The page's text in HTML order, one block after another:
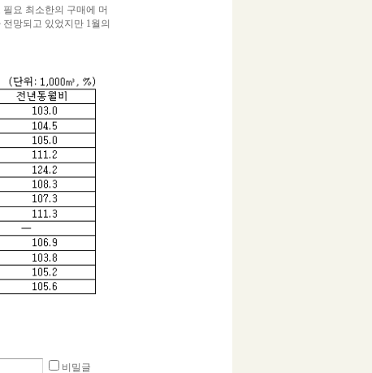
요 최소한의 구매에 머
망되고 있었지만 1월의
비밀글